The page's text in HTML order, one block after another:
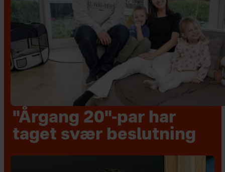
"Årgang 20"-par har
taget svær beslutning